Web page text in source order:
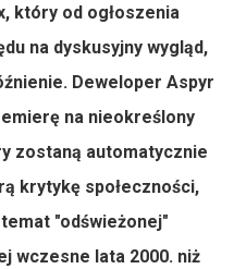
który od ogłoszenia
na dyskusyjny wygląd,
Deweloper Aspyr
na nieokreślony
zostaną automatycznie
krytykę społeczności,
"odświeżonej"
wczesne lata 2000. niż